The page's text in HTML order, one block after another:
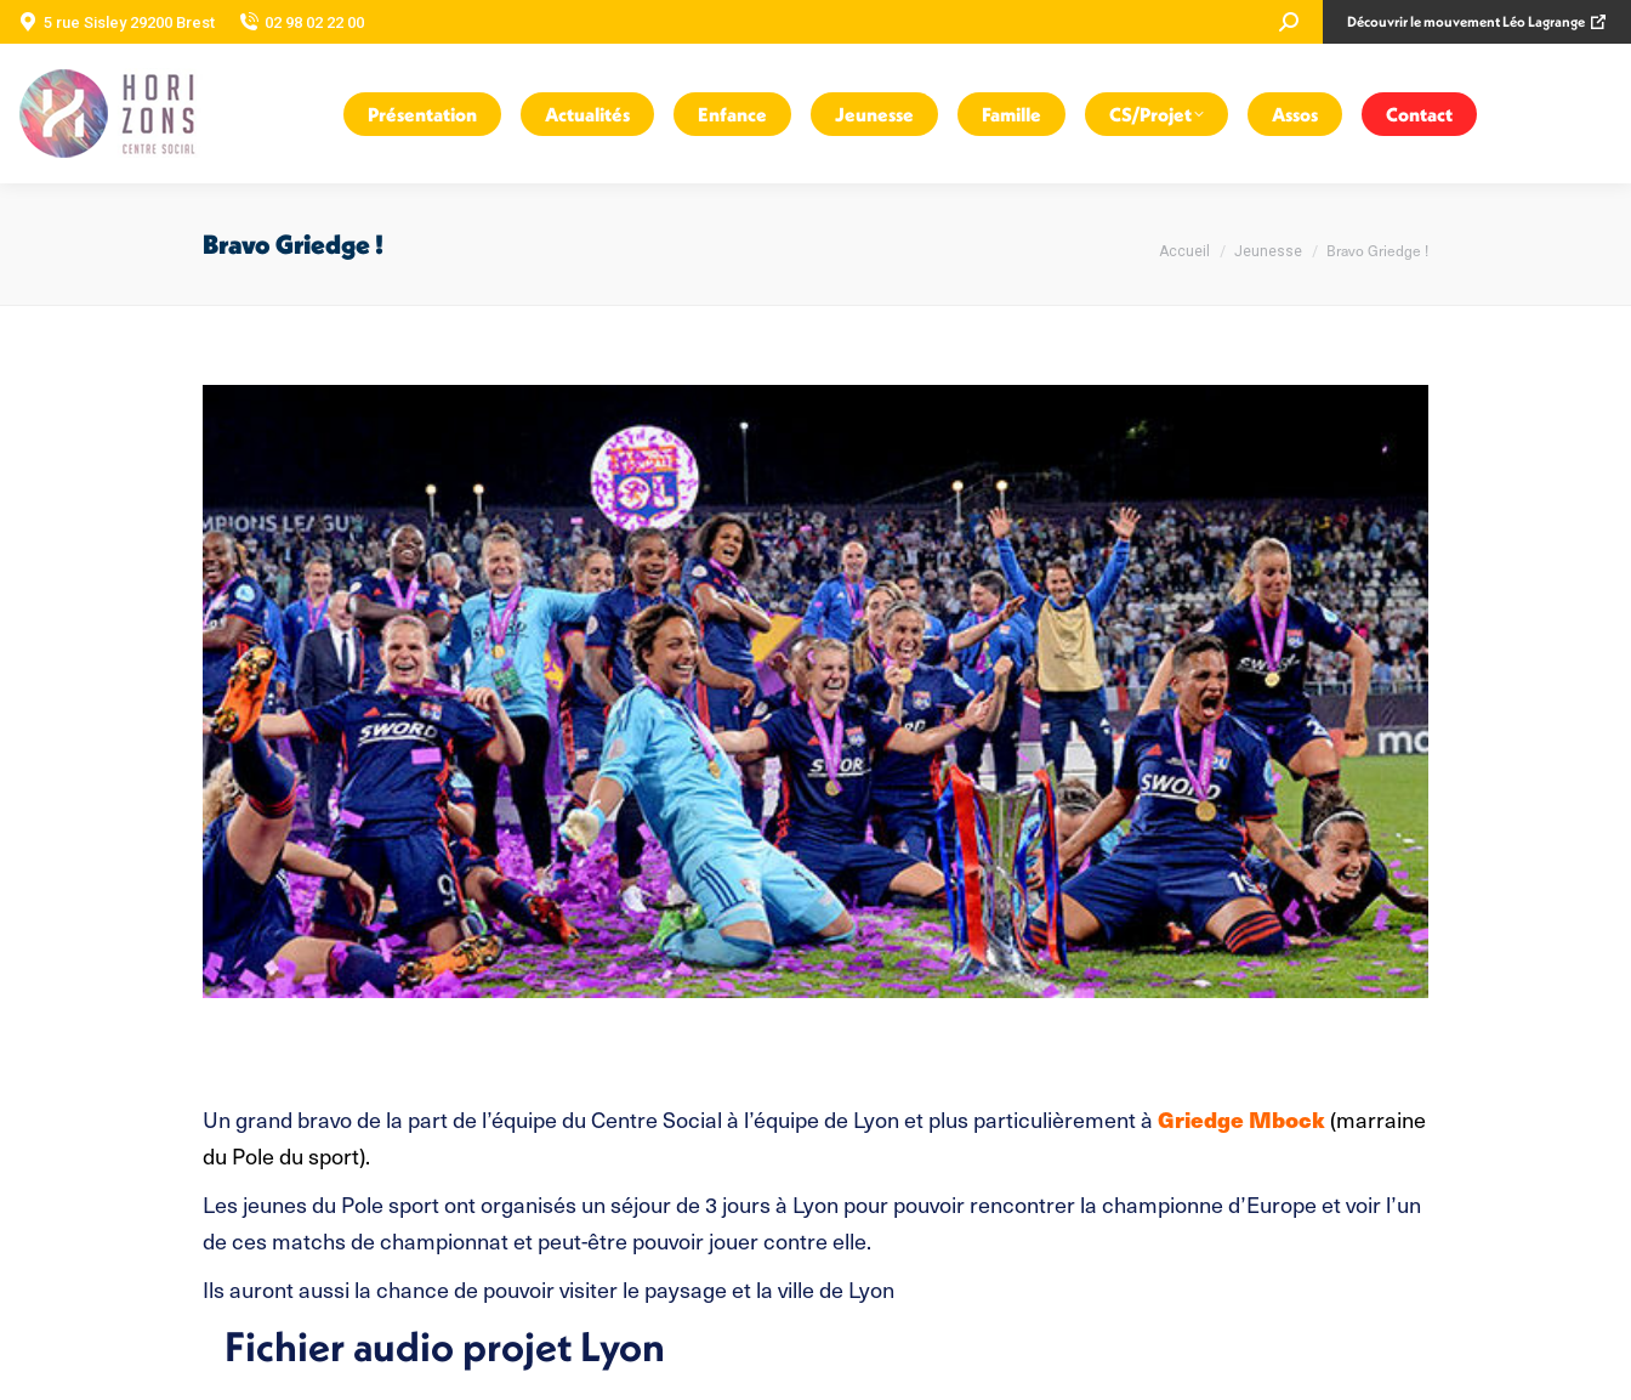
5 rue Sisley 29200 Brest 02 98 02 22 00
Recherche
:
Découvrir le mouvement Léo Lagrange
Présentation Actualités Enfance Jeunesse Famille CS/Projet Assos Contact
Bravo Griedge ! Vous êtes ici :
Accueil Jeunesse Bravo Griedge !
Un grand bravo de la part de l’équipe du Centre Social à l’équipe de Lyon et plus particulièrement àGriedge Mbock(marraine
du Pole du sport).
Les jeunes du Pole sport ont organisés un séjour de 3 jours à Lyon pour pouvoir rencontrer la championne d’Europe et voir l’un
de ces matchs de championnat et peut-être pouvoir jouer contre elle.
Ils auront aussi la chance de pouvoir visiter le paysage et la ville de Lyon
Fichier audio projet Lyon